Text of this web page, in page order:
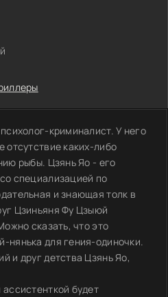
криминалист. У него
отсутствие каких-либо
рыбы. Цзянь Яо - его
специализацией по
и знающая толк в
Цзиньяня Фу Цзыюй
сказать, что это
нянька для гения-одиночки.
и друг детства Цзянь Яо,
будет